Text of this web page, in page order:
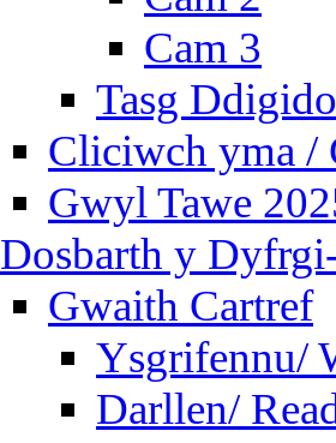
Cam 3
Tasg
Cliciwch yma /
Gwyl Tawe
Dosbarth y
Gwaith Cartref
Ysgrifennu/
Darllen/